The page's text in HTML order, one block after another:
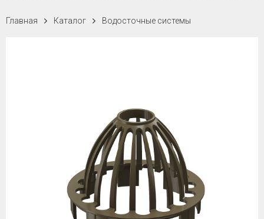
Главная Каталог Водосточные системы